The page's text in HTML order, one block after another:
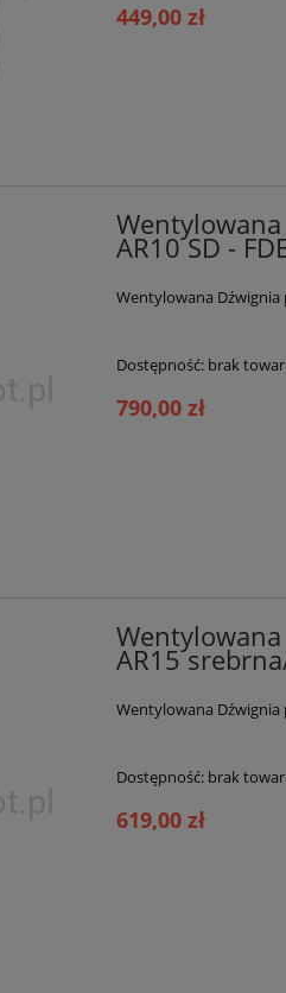
449,00 zł
AR10 SD -
Wentylowana Dźwignia
Dostępność: brak
790,00 zł
AR15
Wentylowana Dźwignia
Dostępność: brak
619,00 zł